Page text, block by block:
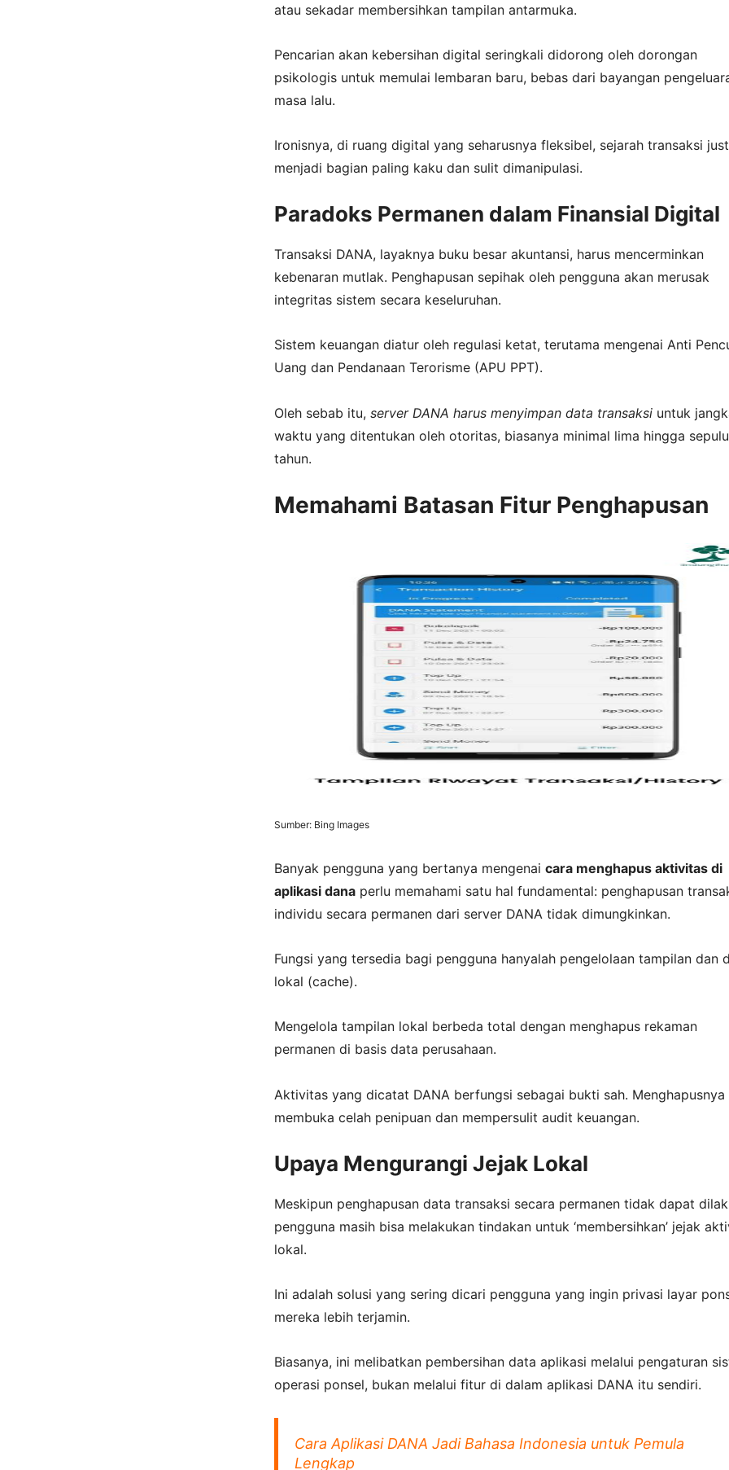
atau sekadar membersihkan tampilan antarmuka.
Pencarian akan kebersihan digital seringkali didorong oleh dorongan
psikologis untuk memulai lembaran baru, bebas dari bayangan
masa lalu.
Ironisnya, di ruang digital yang seharusnya fleksibel, sejarah transaksi
menjadi bagian paling kaku dan sulit dimanipulasi.
Paradoks Permanen dalam Finansial Digital
Transaksi DANA, layaknya buku besar akuntansi, harus mencerminkan
kebenaran mutlak. Penghapusan sepihak oleh pengguna akan merusak
integritas sistem secara keseluruhan.
Sistem keuangan diatur oleh regulasi ketat, terutama mengenai Anti
Uang dan Pendanaan Terorisme (APU PPT).
Oleh sebab itu, server DANA harus menyimpan data transaksi untuk
waktu yang ditentukan oleh otoritas, biasanya minimal lima hingga
tahun.
Memahami Batasan Fitur Penghapusan
Sumber: Bing Images
Banyak pengguna yang bertanya mengenai cara menghapus aktivitas di
aplikasi dana perlu memahami satu hal fundamental: penghapusan
individu secara permanen dari server DANA tidak dimungkinkan.
Fungsi yang tersedia bagi pengguna hanyalah pengelolaan tampilan dan
lokal (cache).
Mengelola tampilan lokal berbeda total dengan menghapus rekaman
permanen di basis data perusahaan.
Aktivitas yang dicatat DANA berfungsi sebagai bukti sah. Menghapusnya
membuka celah penipuan dan mempersulit audit keuangan.
Upaya Mengurangi Jejak Lokal
Meskipun penghapusan data transaksi secara permanen tidak dapat
pengguna masih bisa melakukan tindakan untuk ‘membersihkan’ jejak
lokal.
Ini adalah solusi yang sering dicari pengguna yang ingin privasi layar
mereka lebih terjamin.
Biasanya, ini melibatkan pembersihan data aplikasi melalui pengaturan
operasi ponsel, bukan melalui fitur di dalam aplikasi DANA itu sendiri.
Cara Aplikasi DANA Jadi Bahasa Indonesia untuk Pemula
Lengkap